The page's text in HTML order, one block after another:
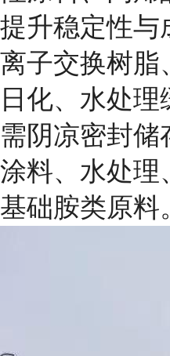
提升稳定性与
离子交换树脂
日化、水处理
需阴凉密封储
涂料、水处理
基础胺类原料